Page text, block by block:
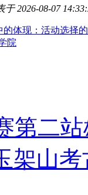
于2026-08-07
体现：活动选择
院
第二
架山